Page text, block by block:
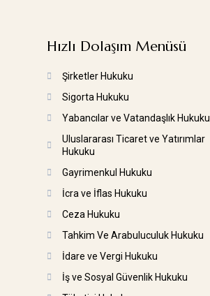
Hızlı Dolaşım Menüsü
Şirketler Hukuku
Sigorta Hukuku
Yabancılar ve Vatandaşlık Hukuku
Uluslararası Ticaret ve Yatırımlar
Hukuku
Gayrimenkul Hukuku
İcra ve İflas Hukuku
Ceza Hukuku
Tahkim Ve Arabuluculuk Hukuku
İdare ve Vergi Hukuku
İş ve Sosyal Güvenlik Hukuku